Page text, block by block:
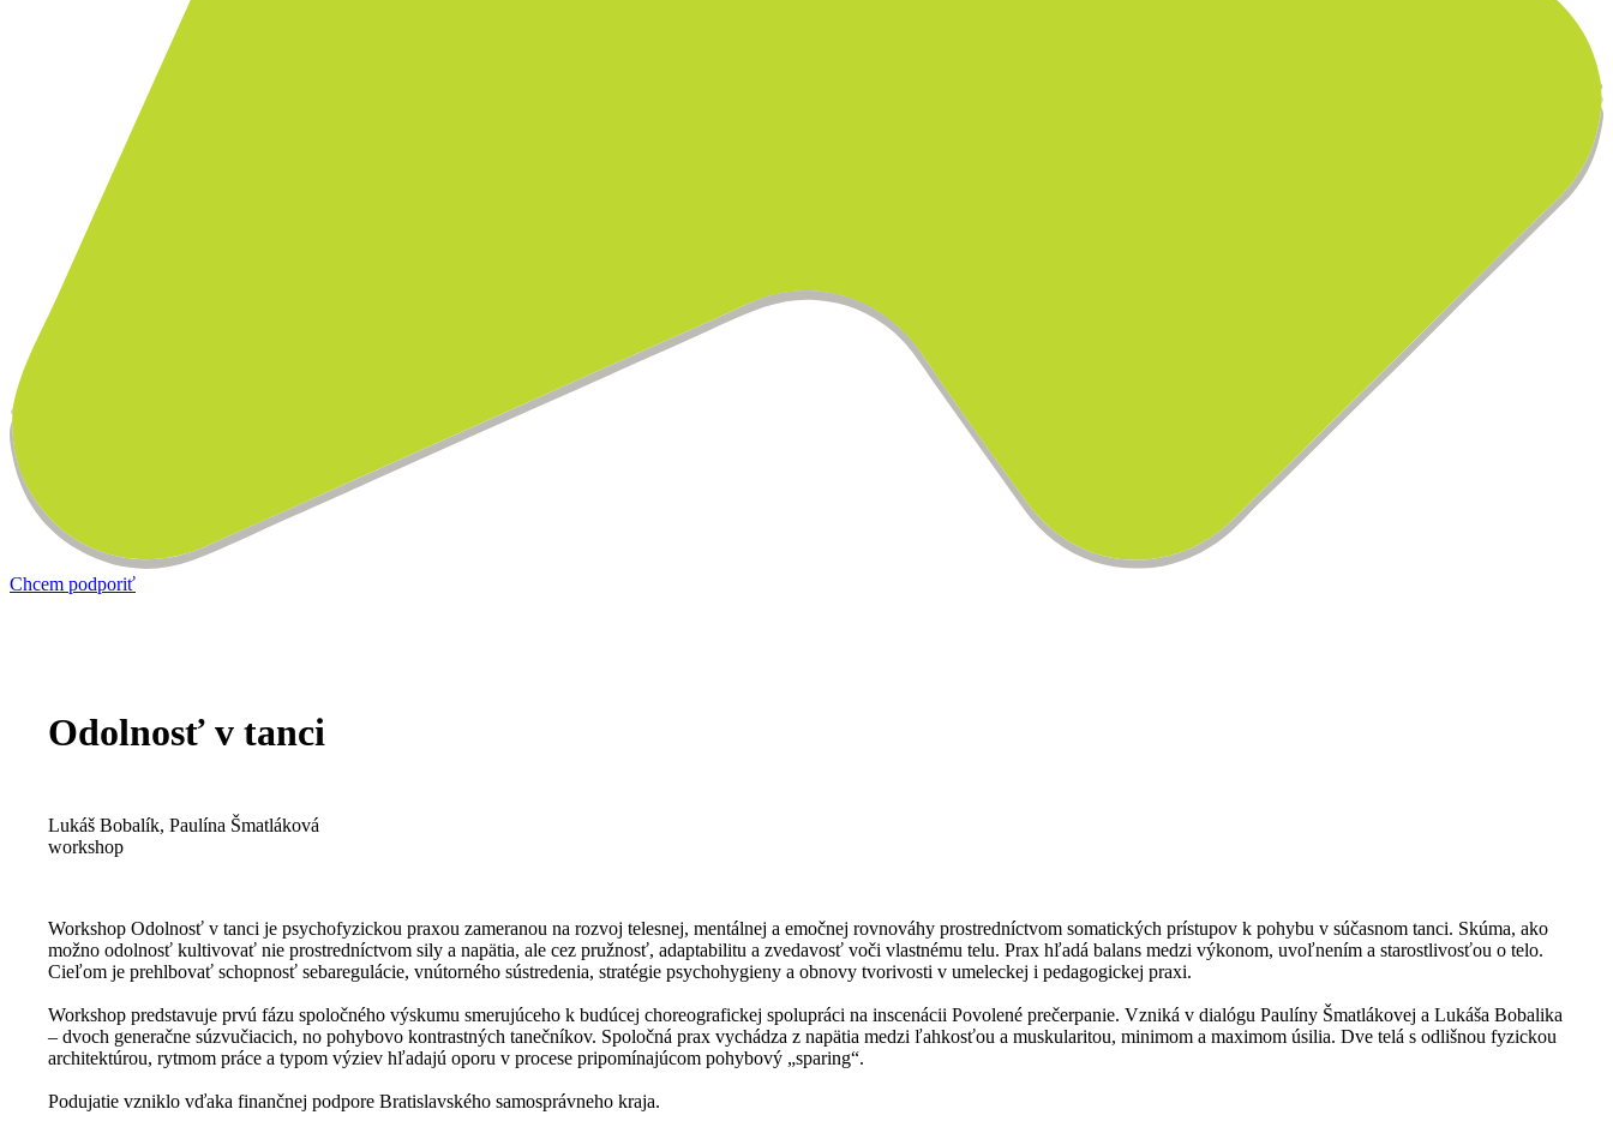
Chcem podporiť
Odolnosť v tanci
Lukáš Bobalík, Paulína Šmatláková
workshop
Workshop Odolnosť v tanci je psychofyzickou praxou zameranou na rozvoj telesnej, mentálnej a emočnej rovnováhy prostredníctvom somatických prístupov k pohybu v súčasnom tanci. Skúma, ako
možno odolnosť kultivovať nie prostredníctvom sily a napätia, ale cez pružnosť, adaptabilitu a zvedavosť voči vlastnému telu. Prax hľadá balans medzi výkonom, uvoľnením a starostlivosťou o telo.
Cieľom je prehlbovať schopnosť sebaregulácie, vnútorného sústredenia, stratégie psychohygieny a obnovy tvorivosti v umeleckej i pedagogickej praxi.
Workshop predstavuje prvú fázu spoločného výskumu smerujúceho k budúcej choreografickej spolupráci na inscenácii Povolené prečerpanie. Vzniká v dialógu Paulíny Šmatlákovej a Lukáša Bobalika
– dvoch generačne súzvučiacich, no pohybovo kontrastných tanečníkov. Spoločná prax vychádza z napätia medzi ľahkosťou a muskularitou, minimom a maximom úsilia. Dve telá s odlišnou fyzickou
architektúrou, rytmom práce a typom výziev hľadajú oporu v procese pripomínajúcom pohybový „sparing“.
Podujatie vzniklo vďaka finančnej podpore Bratislavského samosprávneho kraja.